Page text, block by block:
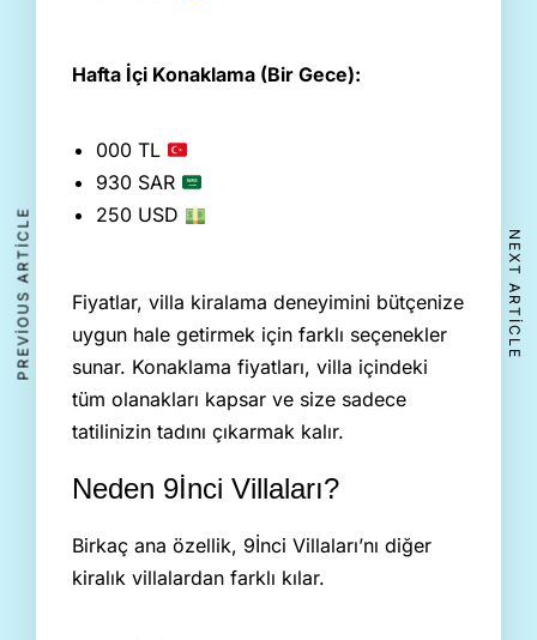
Hafta İçi Konaklama (Bir Gece):
000 TL
930 SAR
250 USD
Fiyatlar, villa kiralama deneyimini bütçenize
uygun hale getirmek için farklı seçenekler
sunar. Konaklama fiyatları, villa içindeki
tüm olanakları kapsar ve size sadece
tatilinizin tadını çıkarmak kalır.
Neden 9İnci Villaları?
Birkaç ana özellik, 9İnci Villaları’nı diğer
kiralık villalardan farklı kılar.
PREVIOUS ARTICLE NEXT ARTICLE